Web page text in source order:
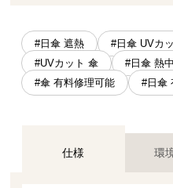
#日傘 遮熱 #日傘 UVカ
#UVカット 傘
#日傘 熱
#傘 有料修理可能
#日傘
仕様 環